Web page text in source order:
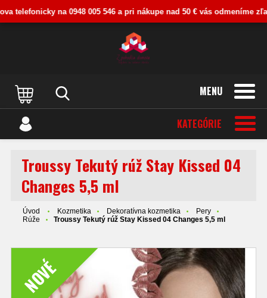
MENU
KATEGÓRIE
Troussy Tekutý rúž Stay Kissed 04
Changes 5,5 ml
Úvod Kozmetika Dekoratívna kozmetika
Pery
Rúže
Troussy Tekutý rúž Stay Kissed 04 Changes 5,5 ml
NOVÉ
telefonicky na 0948 005 546 a pri nákupe nad 50 € vás odmeníme